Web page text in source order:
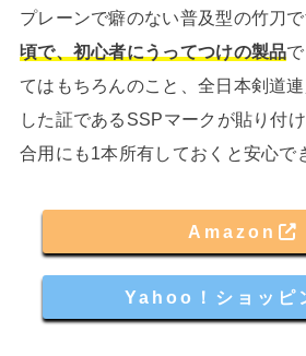
プレーンで癖のない普及型の竹刀
頃で、初心者にうってつけの製品
てはもちろんのこと、全日本剣道
した証であるSSPマークが貼り付
合用にも1本所有しておくと安心で
Amazon
Yahoo！ショッピ